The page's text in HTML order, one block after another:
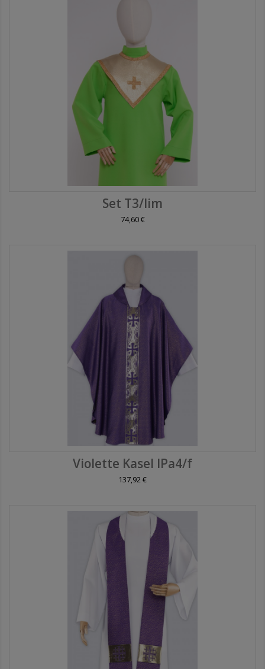
Set T3/lim
74,60 €
Violette Kasel IPa4/f
137,92 €